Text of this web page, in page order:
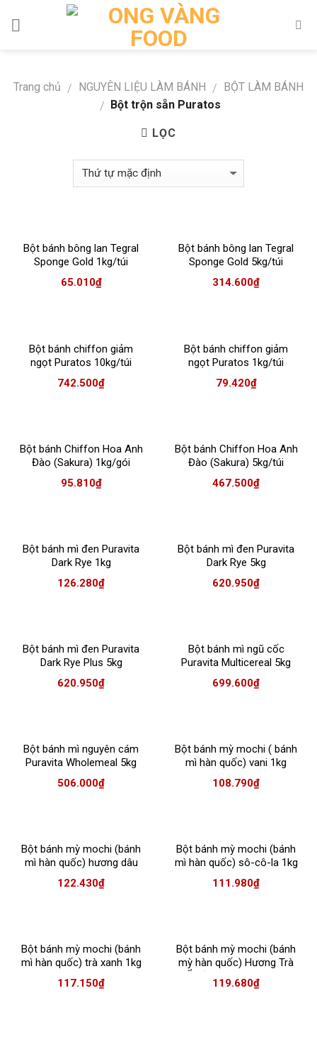
Trang chủ / NGUYÊN LIỆU LÀM BÁNH / BỘT LÀM BÁNH
/ Bột trộn sẵn Puratos
LỌC
Bột bánh bông lan Tegral
Sponge Gold 1kg/túi
65.010₫
Bột bánh bông lan Tegral
Sponge Gold 5kg/túi
314.600₫
Bột bánh chiffon giảm
ngọt Puratos 10kg/túi
742.500₫
Bột bánh chiffon giảm
ngọt Puratos 1kg/túi
79.420₫
Bột bánh Chiffon Hoa Anh
Đào (Sakura) 1kg/gói
95.810₫
Bột bánh Chiffon Hoa Anh
Đào (Sakura) 5kg/túi
467.500₫
Bột bánh mì đen Puravita
Dark Rye 1kg
126.280₫
Bột bánh mì đen Puravita
Dark Rye 5kg
620.950₫
Bột bánh mì đen Puravita
Dark Rye Plus 5kg
620.950₫
Bột bánh mì ngũ cốc
Puravita Multicereal 5kg
699.600₫
Bột bánh mì nguyên cám
Puravita Wholemeal 5kg
506.000₫
Bột bánh mỳ mochi ( bánh
mì hàn quốc) vani 1kg
108.790₫
Bột bánh mỳ mochi (bánh
mì hàn quốc) hương dâu
1kg
122.430₫
Bột bánh mỳ mochi (bánh
mì hàn quốc) sô-cô-la 1kg
111.980₫
Bột bánh mỳ mochi (bánh
mì hàn quốc) trà xanh 1kg
117.150₫
Bột bánh mỳ mochi (bánh
mỳ hàn quốc) Hương Trà
Ổi Hồng 1kg_4025731
119.680₫